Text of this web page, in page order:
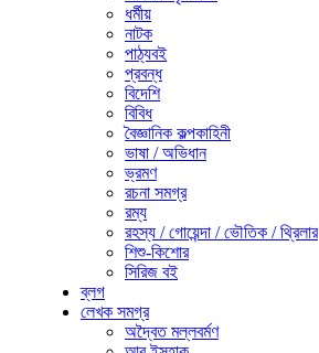
ধর্মীয়
নাটক
পাঠ্যবই
প্রবন্ধ
বিদেশি
বিবিধ
বৈজ্ঞানিক কল্পকাহিনী
ভাষা / অভিধান
ভ্রমণ
রচনা সমগ্র
রম্য
রহস্য / গোয়েন্দা / ভৌতিক / থ্রিলার
শিশু-কিশোর
সিরিজ বই
ব্লগ
লেখক সমগ্র
অদ্বৈত মল্লবর্মণ